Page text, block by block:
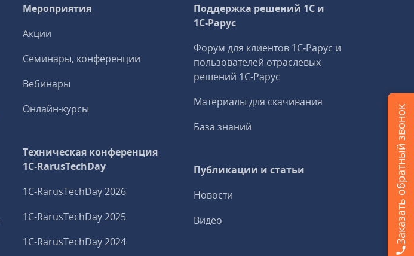
Мероприятия
Акции
Семинары, конференции
Вебинары
Онлайн-курсы
Техническая конференция
1C‑RarusTechDay
1C‑RarusTechDay 2026
1C‑RarusTechDay 2025
1C‑RarusTechDay 2024
Поддержка решений 1С и
1С‑Рарус
Форум для клиентов 1С‑Рарус и
пользователей отраслевых
решений 1С‑Рарус
Материалы для скачивания
База знаний
Публикации и статьи
Новости
Видео
Заказать обратный звонок